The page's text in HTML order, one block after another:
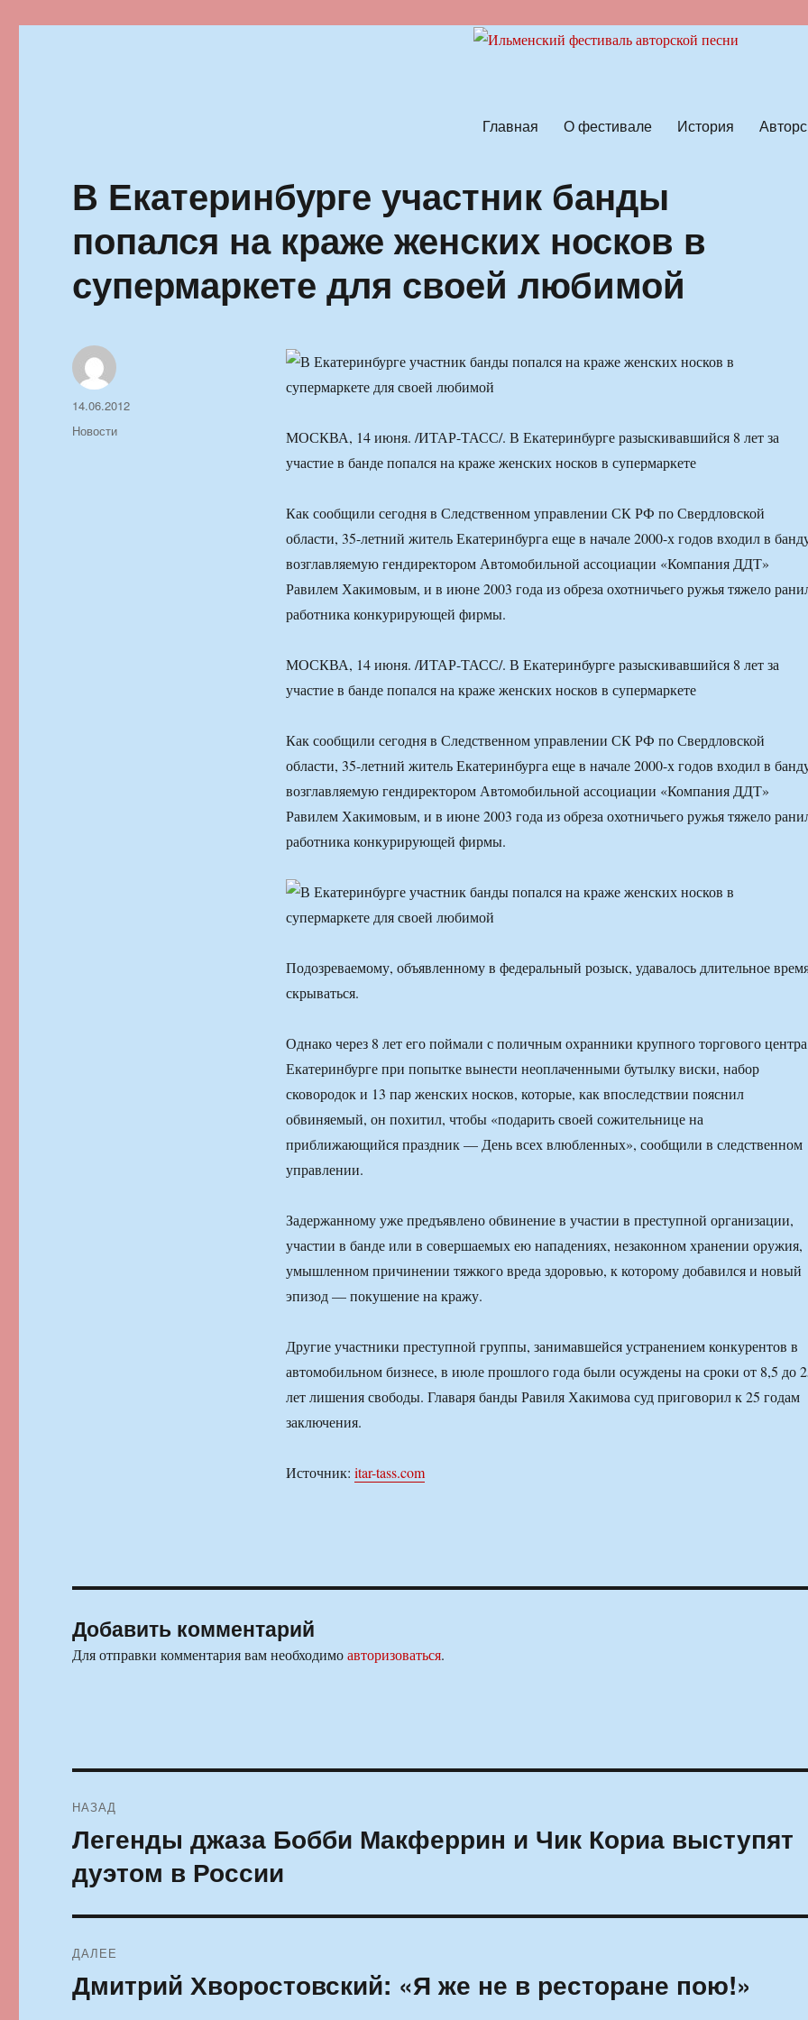
Главная О фестивале История
В Екатеринбурге участник банды
попался на краже женских носков в
супермаркете для своей любимой
МОСКВА, 14 июня. /ИТАР-ТАСС/. В Екатеринбурге разыскивавшийся 8 лет за
участие в банде попался на краже женских носков в супермаркете
Как сообщили сегодня в Следственном управлении СК РФ по Свердловской
области, 35-летний житель Екатеринбурга еще в начале 2000-х годов входил в
возглавляемую гендиректором Автомобильной ассоциации «Компания ДДТ»
Равилем Хакимовым, и в июне 2003 года из обреза охотничьего ружья тяжело
работника конкурирующей фирмы.
МОСКВА, 14 июня. /ИТАР-ТАСС/. В Екатеринбурге разыскивавшийся 8 лет за
участие в банде попался на краже женских носков в супермаркете
Как сообщили сегодня в Следственном управлении СК РФ по Свердловской
области, 35-летний житель Екатеринбурга еще в начале 2000-х годов входил в
возглавляемую гендиректором Автомобильной ассоциации «Компания ДДТ»
Равилем Хакимовым, и в июне 2003 года из обреза охотничьего ружья тяжело
работника конкурирующей фирмы.
Подозреваемому, объявленному в федеральный розыск, удавалось длительное
скрываться.
Однако через 8 лет его поймали с поличным охранники крупного торгового
Екатеринбурге при попытке вынести неоплаченными бутылку виски, набор
сковородок и 13 пар женских носков, которые, как впоследствии пояснил
обвиняемый, он похитил, чтобы «подарить своей сожительнице на
приближающийся праздник — День всех влюбленных», сообщили в следственном
управлении.
Задержанному уже предъявлено обвинение в участии в преступной организации,
участии в банде или в совершаемых ею нападениях, незаконном хранении оружия,
умышленном причинении тяжкого вреда здоровью, к которому добавился и новый
эпизод — покушение на кражу.
Другие участники преступной группы, занимавшейся устранением конкурентов в
автомобильном бизнесе, в июле прошлого года были осуждены на сроки от 8,5 до
лет лишения свободы. Главаря банды Равиля Хакимова суд приговорил к 25 годам
заключения.
Источник: itar-tass.com
Автор
Опубликовано
14.06.2012
Рубрики
Новости
Добавить комментарий
Для отправки комментария вам необходимоавторизоваться.
по
записям
НАЗАД
Предыдущая
Легенды джаза Бобби Макферрин и Чик Кориа выступят
дуэтом в России
ДАЛЕЕ
Следующая
запись:
Дмитрий Хворостовский: «Я же не в ресторане пою!»